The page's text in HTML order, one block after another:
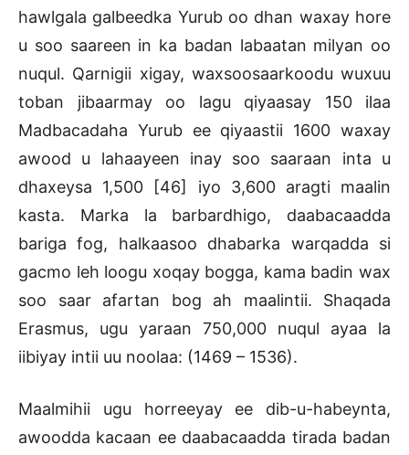
hawlgala galbeedka Yurub oo dhan waxay hore
u soo saareen in ka badan labaatan milyan oo
nuqul. Qarnigii xigay, waxsoosaarkoodu wuxuu
toban jibaarmay oo lagu qiyaasay 150 ilaa
Madbacadaha Yurub ee qiyaastii 1600 waxay
awood u lahaayeen inay soo saaraan inta u
dhaxeysa 1,500 [46] iyo 3,600 aragti maalin
kasta. Marka la barbardhigo, daabacaadda
bariga fog, halkaasoo dhabarka warqadda si
gacmo leh loogu xoqay bogga, kama badin wax
soo saar afartan bog ah maalintii. Shaqada
Erasmus, ugu yaraan 750,000 nuqul ayaa la
iibiyay intii uu noolaa: (1469 – 1536).
Maalmihii ugu horreeyay ee dib-u-habeynta,
awoodda kacaan ee daabacaadda tirada badan